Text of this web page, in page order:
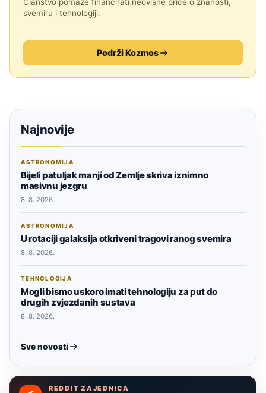
svemiru i tehnologiji.
Podrži Kozmos
Najnovije
ASTRONOMIJA
Bijeli patuljak manji od Zemlje skriva iznimno
masivnu jezgru
8. 8. 2026.
ASTRONOMIJA
U rotaciji galaksija otkriveni tragovi ranog svemira
8. 8. 2026.
TEHNOLOGIJA
Mogli bismo uskoro imati tehnologiju za put do
drugih zvjezdanih sustava
8. 8. 2026.
Sve novosti
REDDIT ZAJEDNICA